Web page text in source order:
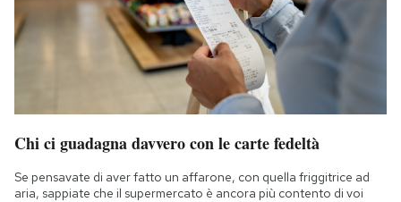
Chi ci guadagna davvero con le carte fedeltà
Se pensavate di aver fatto un affarone, con quella friggitrice ad
aria, sappiate che il supermercato è ancora più contento di voi